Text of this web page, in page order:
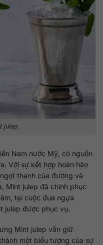
julep.
Nam nước Mỹ, có nguồn
Với sự kết hợp hoàn hảo
thanh của đường và
Mint julep đã chinh phục
tại cuộc đua ngựa
julep được phục vụ.
Mint julep vẫn giữ
một biểu tượng của sự